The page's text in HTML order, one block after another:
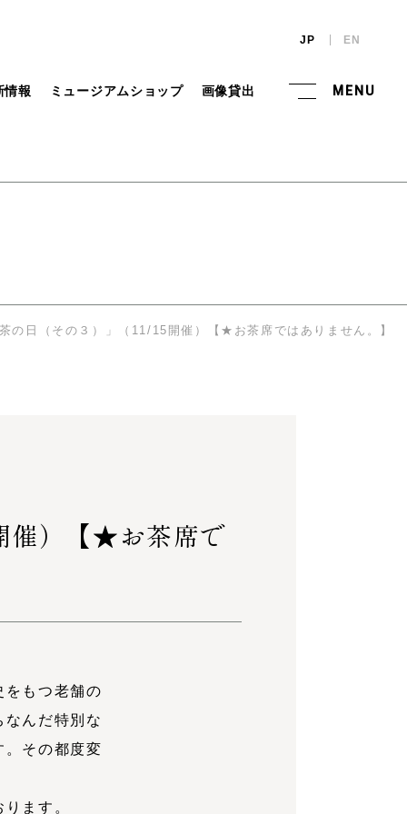
JP EN
情報 ミュージアムショップ 画像貸出 MENU
の日（その３）」（11/15開催）【★お茶席ではありません。】
催）【★お茶席で
をもつ老舗の
んだ特別な
。その都度変
ます。